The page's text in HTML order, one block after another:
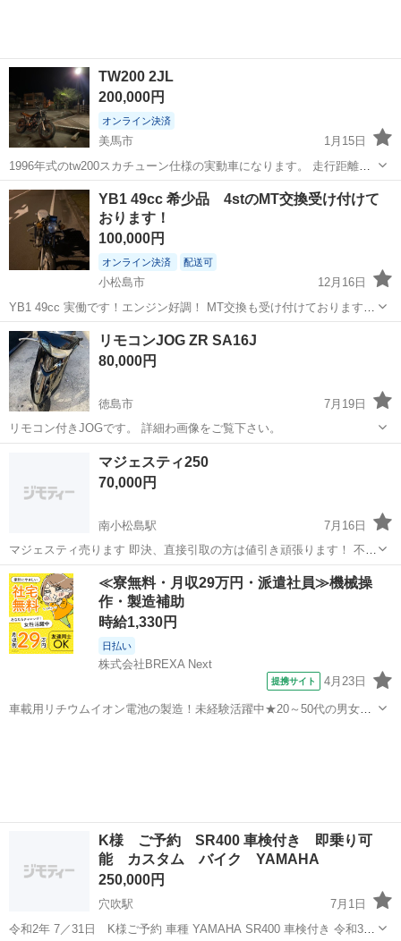
TW200 2JL
200,000円
オンライン決済
美馬市
1月15日
1996年式のtw200スカチューン仕様の実動車になります。 走行距離は
前オーナー様がメーター変えているため不明です。 タイヤの山まだま
だあります。 セルモーターありますが、セルスターターなしです。 今
はキックのみで始動して...
徳島 美馬市 ペダル
YB1 49cc 希少品 4stのMT交換受け付けて
おります！
100,000円
オンライン決済 配送可
小松島市
12月16日
YB1 49cc 実働です！エンジン好調！ MT交換も受け付けております！
MTの4st実働であればなんでも交換⭕️ スクーター❌ 悪い所 ・全体的に
徳島 小松島市
リモコンJOG ZR SA16J
80,000円
徳島市
7月19日
リモコン付きJOGです。 詳細わ画像をご覧下さい。
マジェスティ250
70,000円
南小松島駅
7月16日
マジェスティ売ります 即決、直接引取の方は値引き頑張ります！ 不具
合はブレーキが少し固いです。きくにはききます。 エンジンは好調で
セル一発始動です！ 外装にコケ傷あります。シートも少し汚れてま
す。 よろしくお願いします...
徳島 南小松島駅 ヤマハ コケ
≪寮無料・月収29万円・派遣社員≫機械操
作・製造補助
時給1,330円
日払い
株式会社BREXA Next
提携サイト 4月23日
車載用リチウムイオン電池の製造！未経験活躍中★20～50代の男女活
K様 ご予約 SR400 車検付き 即乗り可
能 カスタム バイク YAMAHA
250,000円
穴吹駅
7月1日
令和2年 7／31日 K様ご予約 車種 YAMAHA SR400 車検付き 令和3年